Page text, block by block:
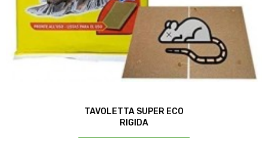
TAVOLETTA SUPER ECO
RIGIDA